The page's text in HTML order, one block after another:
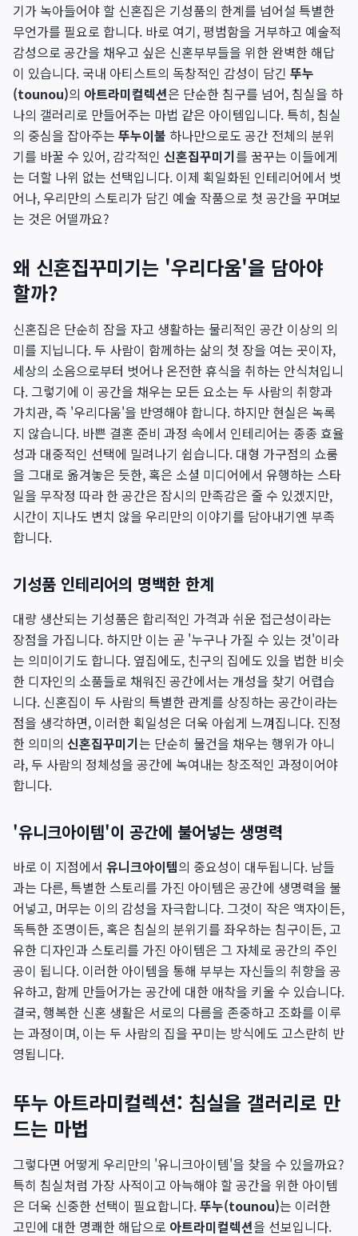
기가 녹아들어야 할 신혼집은 기성품의 한계를 넘어설 특별한
무언가를 필요로 합니다. 바로 여기, 평범함을 거부하고 예술적
감성으로 공간을 채우고 싶은 신혼부부들을 위한 완벽한 해답
이 있습니다. 국내 아티스트의 독창적인 감성이 담긴 뚜누
(tounou)의 아트라미컬렉션은 단순한 침구를 넘어, 침실을 하
나의 갤러리로 만들어주는 마법 같은 아이템입니다. 특히, 침실
의 중심을 잡아주는 뚜누이불 하나만으로도 공간 전체의 분위
기를 바꿀 수 있어, 감각적인 신혼집꾸미기를 꿈꾸는 이들에게
는 더할 나위 없는 선택입니다. 이제 획일화된 인테리어에서 벗
어나, 우리만의 스토리가 담긴 예술 작품으로 첫 공간을 꾸며보
는 것은 어떨까요?
왜 신혼집꾸미기는 '우리다움'을 담아야
할까?
신혼집은 단순히 잠을 자고 생활하는 물리적인 공간 이상의 의
미를 지닙니다. 두 사람이 함께하는 삶의 첫 장을 여는 곳이자,
세상의 소음으로부터 벗어나 온전한 휴식을 취하는 안식처입니
다. 그렇기에 이 공간을 채우는 모든 요소는 두 사람의 취향과
가치관, 즉 '우리다움'을 반영해야 합니다. 하지만 현실은 녹록
지 않습니다. 바쁜 결혼 준비 과정 속에서 인테리어는 종종 효율
성과 대중적인 선택에 밀려나기 쉽습니다. 대형 가구점의 쇼룸
을 그대로 옮겨놓은 듯한, 혹은 소셜 미디어에서 유행하는 스타
일을 무작정 따라 한 공간은 잠시의 만족감은 줄 수 있겠지만,
시간이 지나도 변치 않을 우리만의 이야기를 담아내기엔 부족
합니다.
기성품 인테리어의 명백한 한계
대량 생산되는 기성품은 합리적인 가격과 쉬운 접근성이라는
장점을 가집니다. 하지만 이는 곧 '누구나 가질 수 있는 것'이라
는 의미이기도 합니다. 옆집에도, 친구의 집에도 있을 법한 비슷
한 디자인의 소품들로 채워진 공간에서는 개성을 찾기 어렵습
니다. 신혼집이 두 사람의 특별한 관계를 상징하는 공간이라는
점을 생각하면, 이러한 획일성은 더욱 아쉽게 느껴집니다. 진정
한 의미의 신혼집꾸미기는 단순히 물건을 채우는 행위가 아니
라, 두 사람의 정체성을 공간에 녹여내는 창조적인 과정이어야
합니다.
'유니크아이템'이 공간에 불어넣는 생명력
바로 이 지점에서 유니크아이템의 중요성이 대두됩니다. 남들
과는 다른, 특별한 스토리를 가진 아이템은 공간에 생명력을 불
어넣고, 머무는 이의 감성을 자극합니다. 그것이 작은 액자이든,
독특한 조명이든, 혹은 침실의 분위기를 좌우하는 침구이든, 고
유한 디자인과 스토리를 가진 아이템은 그 자체로 공간의 주인
공이 됩니다. 이러한 아이템을 통해 부부는 자신들의 취향을 공
유하고, 함께 만들어가는 공간에 대한 애착을 키울 수 있습니다.
결국, 행복한 신혼 생활은 서로의 다름을 존중하고 조화를 이루
는 과정이며, 이는 두 사람의 집을 꾸미는 방식에도 고스란히 반
영됩니다.
뚜누 아트라미컬렉션: 침실을 갤러리로 만
드는 마법
그렇다면 어떻게 우리만의 '유니크아이템'을 찾을 수 있을까요?
특히 침실처럼 가장 사적이고 아늑해야 할 공간을 위한 아이템
은 더욱 신중한 선택이 필요합니다.뚜누(tounou)는 이러한
고민에 대한 명쾌한 해답으로 아트라미컬렉션을 선보입니다.